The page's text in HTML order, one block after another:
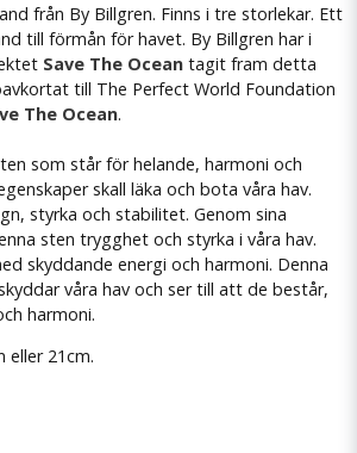
från By Billgren. Finns i tre storlekar. Ett
till förmån för havet. By Billgren har i
Save The Ocean tagit fram detta
till The Perfect World Foundation
The Ocean.
som står för helande, harmoni och
skall läka och bota våra hav.
styrka och stabilitet. Genom sina
sten trygghet och styrka i våra hav.
skyddande energi och harmoni. Denna
våra hav och ser till att de består,
harmoni.
eller 21cm.